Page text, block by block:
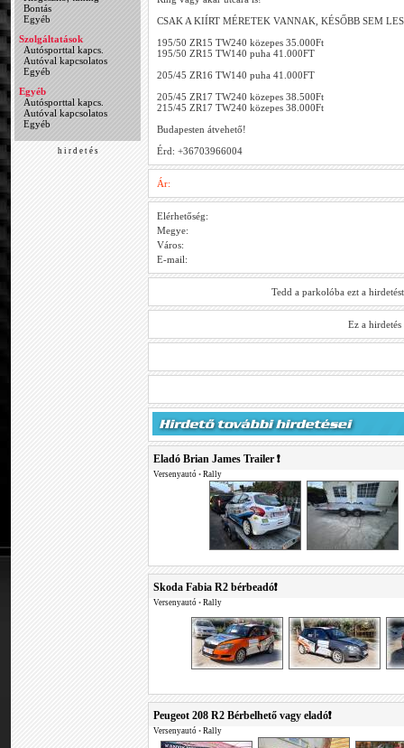
Bontás
Egyéb
Szolgáltatások
Autósporttal kapcs.
Autóval kapcsolatos
Egyéb
Egyéb
Autósporttal kapcs.
Autóval kapcsolatos
Egyéb
h i r d e t é s
CSAK A KIÍRT MÉRETEK VANNAK, KÉSŐBB SEM
195/50 ZR15 TW240 közepes 35.000Ft
195/50 ZR15 TW140 puha 41.000FT
205/45 ZR16 TW140 puha 41.000FT
205/45 ZR17 TW240 közepes 38.500Ft
215/45 ZR17 TW240 közepes 38.000Ft
Budapesten átvehető!
Érd: +36703966004
Ár:
Elérhetőség:
Megye:
Város:
E-mail:
Tedd a parkolóba ezt a
Ez a
Eladó Brian James Trailer ❗
Versenyautó • Rally
Skoda Fabia R2 bérbeadó❗
Versenyautó • Rally
Peugeot 208 R2 Bérbelhető vagy eladó❗
Versenyautó • Rally